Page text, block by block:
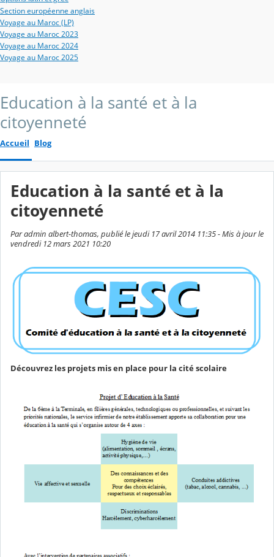
Section européenne anglais
Voyage au Maroc (LP)
Voyage au Maroc 2023
Voyage au Maroc 2024
Voyage au Maroc 2025
Education à la santé et à la
citoyenneté
Accueil Blog
Education à la santé et à la
citoyenneté
Par admin albert-thomas, publié le jeudi 17 avril 2014 11:35 - Mis à jour le
vendredi 12 mars 2021 10:20
Découvrez les projets mis en place pour la cité scolaire